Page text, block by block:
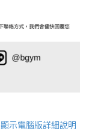
顯示電腦版詳細說明